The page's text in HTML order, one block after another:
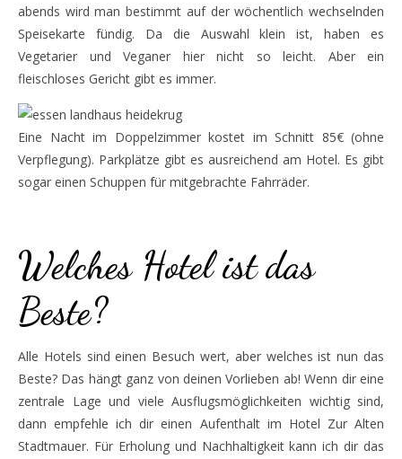
abends wird man bestimmt auf der wöchentlich wechselnden
Speisekarte fündig. Da die Auswahl klein ist, haben es
Vegetarier und Veganer hier nicht so leicht. Aber ein
fleischloses Gericht gibt es immer.
Eine Nacht im Doppelzimmer kostet im Schnitt 85€ (ohne
Verpflegung). Parkplätze gibt es ausreichend am Hotel. Es gibt
sogar einen Schuppen für mitgebrachte Fahrräder.
Welches Hotel ist das
Beste?
Alle Hotels sind einen Besuch wert, aber welches ist nun das
Beste? Das hängt ganz von deinen Vorlieben ab! Wenn dir eine
zentrale Lage und viele Ausflugsmöglichkeiten wichtig sind,
dann empfehle ich dir einen Aufenthalt im Hotel Zur Alten
Stadtmauer. Für Erholung und Nachhaltigkeit kann ich dir das